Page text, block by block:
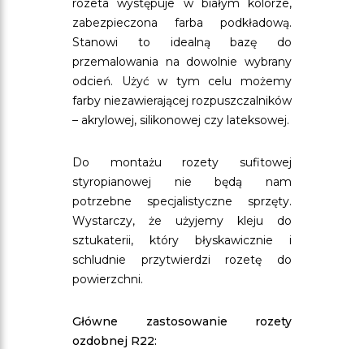
rozeta występuje w białym kolorze,
zabezpieczona farba podkładową.
Stanowi to idealną bazę do
przemalowania na dowolnie wybrany
odcień. Użyć w tym celu możemy
farby niezawierającej rozpuszczalników
– akrylowej, silikonowej czy lateksowej.
Do montażu rozety sufitowej
styropianowej nie będą nam
potrzebne specjalistyczne sprzęty.
Wystarczy, że użyjemy kleju do
sztukaterii, który błyskawicznie i
schludnie przytwierdzi rozetę do
powierzchni.
Główne zastosowanie rozety
ozdobnej R22: